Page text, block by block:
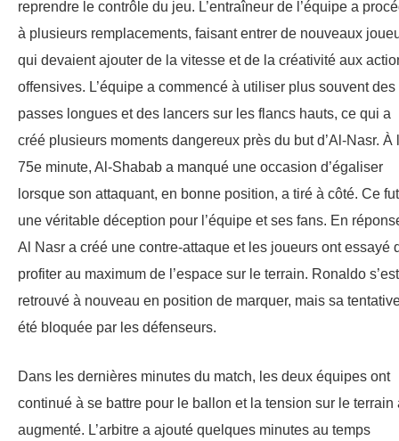
reprendre le contrôle du jeu. L’entraîneur de l’équipe a
à plusieurs remplacements, faisant entrer de nouveaux
qui devaient ajouter de la vitesse et de la créativité aux
offensives. L’équipe a commencé à utiliser plus souvent des
passes longues et des lancers sur les flancs hauts, ce qui a
créé plusieurs moments dangereux près du but d’Al-Nasr. À
75e minute, Al-Shabab a manqué une occasion d’égaliser
lorsque son attaquant, en bonne position, a tiré à côté. Ce fut
une véritable déception pour l’équipe et ses fans. En
Al Nasr a créé une contre-attaque et les joueurs ont essayé
profiter au maximum de l’espace sur le terrain. Ronaldo s’est
retrouvé à nouveau en position de marquer, mais sa
été bloquée par les défenseurs.
Dans les dernières minutes du match, les deux équipes ont
continué à se battre pour le ballon et la tension sur le terrain
augmenté. L’arbitre a ajouté quelques minutes au temps